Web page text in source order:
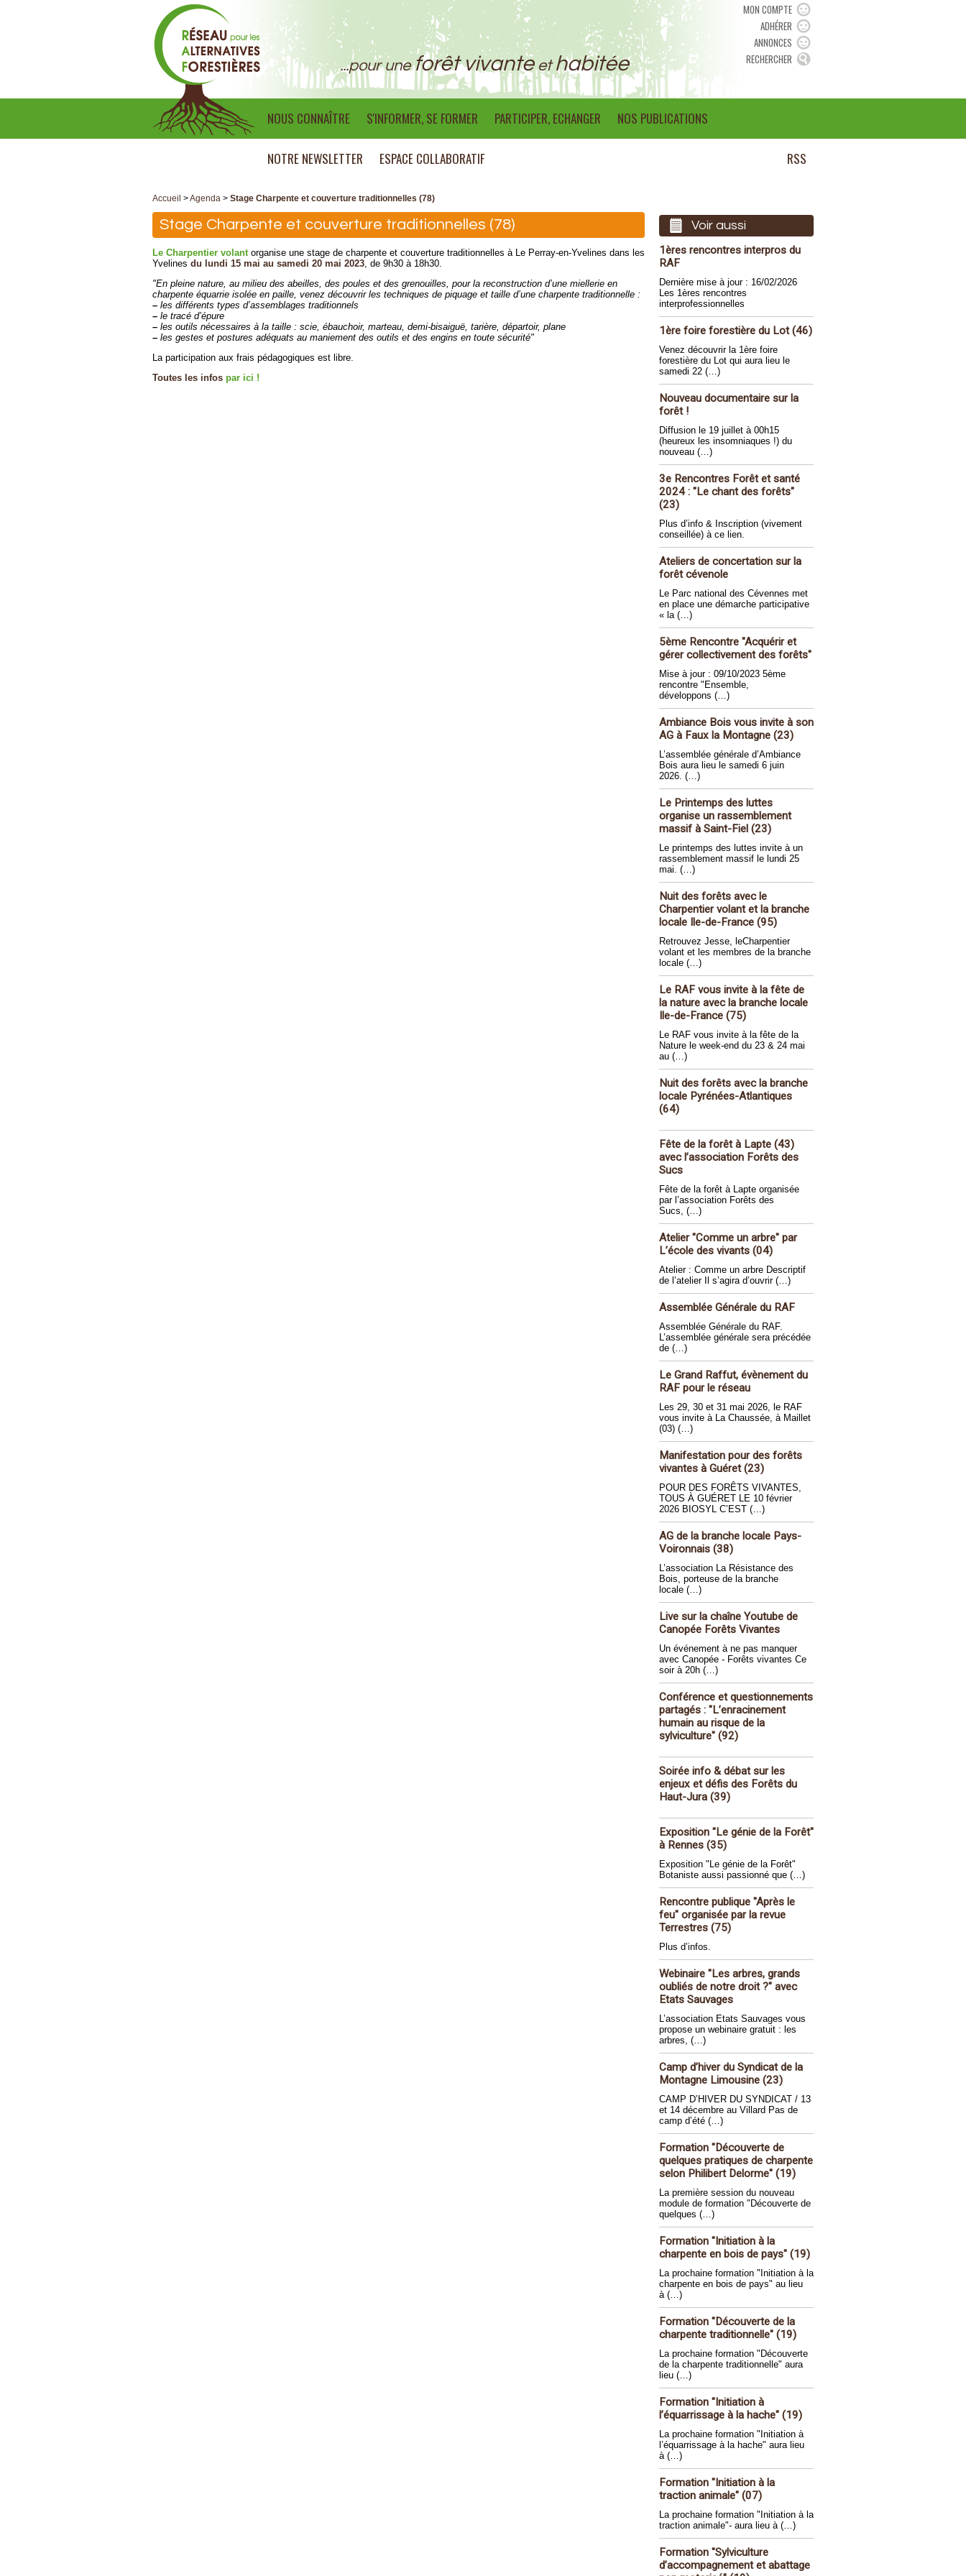
...pour uneforêt vivanteethabitée
MON COMPTE
ADHÉRER
ANNONCES
RECHERCHER
NOUS CONNAÎTRE S'INFORMER, SE FORMER PARTICIPER, ECHANGER NOS PUBLICATIONS
NOTRE NEWSLETTER ESPACE COLLABORATIF RSS
Accueil >Agenda > Stage Charpente et couverture traditionnelles (78)
Stage Charpente et couverture traditionnelles (78)
Le Charpentier volantorganise une stage de charpente et couverture traditionnelles à Le Perray-en-Yvelines dans les
Yvelines du lundi 15 mai au samedi 20 mai 2023, de 9h30 à 18h30.
"En pleine nature, au milieu des abeilles, des poules et des grenouilles, pour la reconstruction d’une miellerie en
charpente équarrie isolée en paille, venez découvrir les techniques de piquage et taille d’une charpente traditionnelle :
– les différents types d’assemblages traditionnels
– le tracé d’épure
– les outils nécessaires à la taille : scie, ébauchoir, marteau, demi-bisaiguë, tarière, départoir, plane
– les gestes et postures adéquats au maniement des outils et des engins en toute sécurité"
La participation aux frais pédagogiques est libre.
Toutes les infos par ici !
Voir aussi
1ères rencontres interpros du
RAF
Dernière mise à jour : 16/02/2026
Les 1ères rencontres
interprofessionnelles
1ère foire forestière du Lot (46)
Venez découvrir la 1ère foire
forestière du Lot qui aura lieu le
samedi 22 (…)
Nouveau documentaire sur la
forêt !
Diffusion le 19 juillet à 00h15
(heureux les insomniaques !) du
nouveau (…)
3e Rencontres Forêt et santé
2024 : "Le chant des forêts"
(23)
Plus d’info & Inscription (vivement
conseillée) à ce lien.
Ateliers de concertation sur la
forêt cévenole
Le Parc national des Cévennes met
en place une démarche participative
« la (…)
5ème Rencontre "Acquérir et
gérer collectivement des forêts"
Mise à jour : 09/10/2023 5ème
rencontre "Ensemble,
développons (…)
Ambiance Bois vous invite à son
AG à Faux la Montagne (23)
L’assemblée générale d’Ambiance
Bois aura lieu le samedi 6 juin
2026. (…)
Le Printemps des luttes
organise un rassemblement
massif à Saint-Fiel (23)
Le printemps des luttes invite à un
rassemblement massif le lundi 25
mai. (…)
Nuit des forêts avec le
Charpentier volant et la branche
locale Ile-de-France (95)
Retrouvez Jesse, leCharpentier
volant et les membres de la branche
locale (…)
Le RAF vous invite à la fête de
la nature avec la branche locale
Ile-de-France (75)
Le RAF vous invite à la fête de la
Nature le week-end du 23 & 24 mai
au (…)
Nuit des forêts avec la branche
locale Pyrénées-Atlantiques
(64)
Fête de la forêt à Lapte (43)
avec l’association Forêts des
Sucs
Fête de la forêt à Lapte organisée
par l’association Forêts des
Sucs, (…)
Atelier "Comme un arbre" par
L’école des vivants (04)
Atelier : Comme un arbre Descriptif
de l’atelier Il s’agira d’ouvrir (…)
Assemblée Générale du RAF
Assemblée Générale du RAF.
L’assemblée générale sera précédée
de (…)
Le Grand Raffut, évènement du
RAF pour le réseau
Les 29, 30 et 31 mai 2026, le RAF
vous invite à La Chaussée, à Maillet
(03) (…)
Manifestation pour des forêts
vivantes à Guéret (23)
POUR DES FORÊTS VIVANTES,
TOUS À GUÉRET LE 10 février
2026 BIOSYL C’EST (…)
AG de la branche locale Pays-
Voironnais (38)
L’association La Résistance des
Bois, porteuse de la branche
locale (…)
Live sur la chaîne Youtube de
Canopée Forêts Vivantes
Un événement à ne pas manquer
avec Canopée - Forêts vivantes Ce
soir à 20h (…)
Conférence et questionnements
partagés : "L’enracinement
humain au risque de la
sylviculture" (92)
Soirée info & débat sur les
enjeux et défis des Forêts du
Haut-Jura (39)
Exposition "Le génie de la Forêt"
à Rennes (35)
Exposition "Le génie de la Forêt"
Botaniste aussi passionné que (…)
Rencontre publique "Après le
feu" organisée par la revue
Terrestres (75)
Plus d’infos.
Webinaire "Les arbres, grands
oubliés de notre droit ?" avec
Etats Sauvages
L’association Etats Sauvages vous
propose un webinaire gratuit : les
arbres, (…)
Camp d’hiver du Syndicat de la
Montagne Limousine (23)
CAMP D’HIVER DU SYNDICAT / 13
et 14 décembre au Villard Pas de
camp d’été (…)
Formation "Découverte de
quelques pratiques de charpente
selon Philibert Delorme" (19)
La première session du nouveau
module de formation "Découverte de
quelques (…)
Formation "Initiation à la
charpente en bois de pays" (19)
La prochaine formation "Initiation à la
charpente en bois de pays" au lieu
à (…)
Formation "Découverte de la
charpente traditionnelle" (19)
La prochaine formation "Découverte
de la charpente traditionnelle" aura
lieu (…)
Formation "Initiation à
l’équarrissage à la hache" (19)
La prochaine formation "Initiation à
l’équarrissage à la hache" aura lieu
à (…)
Formation "Initiation à la
traction animale" (07)
La prochaine formation "Initiation à la
traction animale"- aura lieu à (…)
Formation "Sylviculture
d’accompagnement et abattage